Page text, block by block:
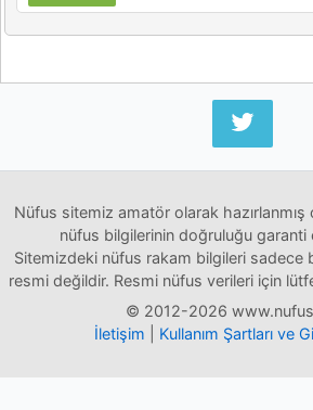
Nüfus sitemiz amatör olarak
nüfus bilgilerinin doğruluğu garanti
Sitemizdeki nüfus rakam bilgileri sadece
resmi değildir. Resmi nüfus verileri için
© 2012-2026
İletişim
Kullanım Şartları ve